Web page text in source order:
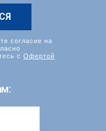
согласие на
с Офертой